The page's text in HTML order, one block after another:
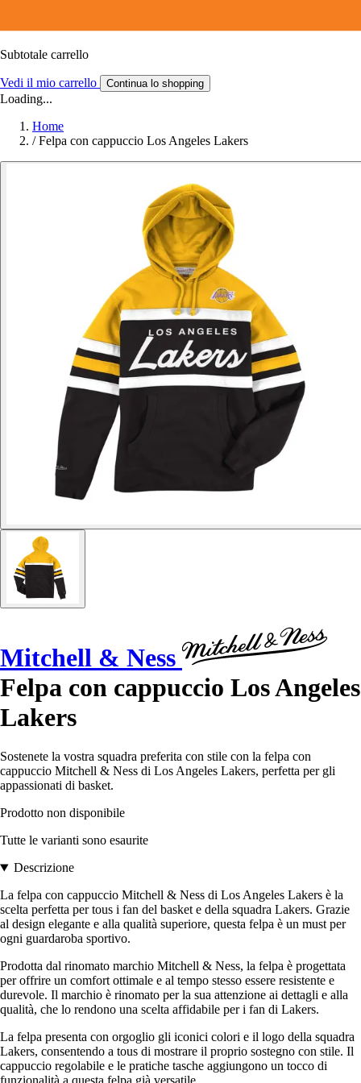
Subtotale carrello
Vedi il mio carrello Continua lo shopping
Loading...
Home
/ Felpa con cappuccio Los Angeles Lakers
Mitchell & Ness
Felpa con cappuccio Los Angeles
Lakers
Sostenete la vostra squadra preferita con stile con la felpa con
cappuccio Mitchell & Ness di Los Angeles Lakers, perfetta per gli
appassionati di basket.
Prodotto non disponibile
Tutte le varianti sono esaurite
Descrizione
La felpa con cappuccio Mitchell & Ness di Los Angeles Lakers è la
scelta perfetta per tous i fan del basket e della squadra Lakers. Grazie
al design elegante e alla qualità superiore, questa felpa è un must per
ogni guardaroba sportivo.
Prodotta dal rinomato marchio Mitchell & Ness, la felpa è progettata
per offrire un comfort ottimale e al tempo stesso essere resistente e
durevole. Il marchio è rinomato per la sua attenzione ai dettagli e alla
qualità, che lo rendono una scelta affidabile per i fan di Lakers.
La felpa presenta con orgoglio gli iconici colori e il logo della squadra
Lakers, consentendo a tous di mostrare il proprio sostegno con stile. Il
cappuccio regolabile e le pratiche tasche aggiungono un tocco di